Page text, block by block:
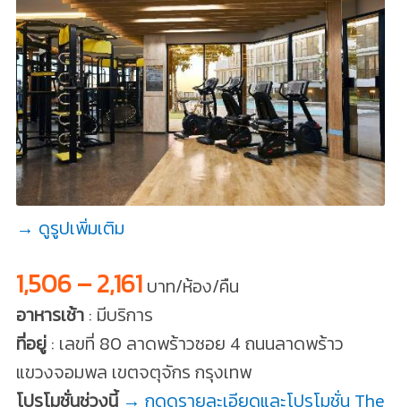
→ ดูรูปเพิ่มเติม
1,506 – 2,161บาท/ห้อง/คืน
อาหารเช้า: มีบริการ
ที่อยู่: เลขที่ 80 ลาดพร้าวซอย 4 ถนนลาดพร้าว
แขวงจอมพล เขตจตุจักร กรุงเทพ
โปรโมชั่นช่วงนี้ → กดดูรายละเอียดและโปรโมชั่น The